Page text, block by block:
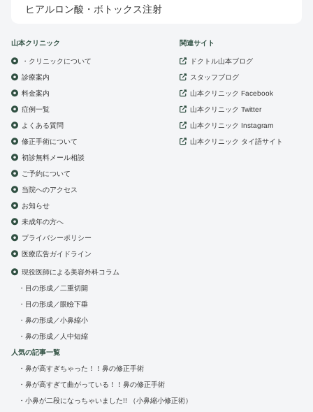
ヒアルロン酸・ボトックス注射
山本クリニック
・クリニックについて
診療案内
料金案内
症例一覧
よくある質問
修正手術について
初診無料メール相談
ご予約について
当院へのアクセス
お知らせ
未成年の方へ
プライバシーポリシー
医療広告ガイドライン
現役医師による美容外科コラム
目の形成／二重切開
目の形成／眼瞼下垂
鼻の形成／小鼻縮小
鼻の形成／人中短縮
人気の記事一覧
鼻が高すぎちゃった！！鼻の修正手術
鼻が高すぎて曲がっている！！鼻の修正手術
小鼻が二段になっちゃいました!! （小鼻縮小修正術）
関連サイト
ドクトル山本ブログ
スタッフブログ
山本クリニック Facebook
山本クリニック Twitter
山本クリニック Instagram
山本クリニック タイ語サイト